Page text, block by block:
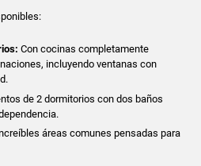
Con cocinas completamente
incluyendo ventanas con
de 2 dormitorios con dos baños
áreas comunes pensadas para